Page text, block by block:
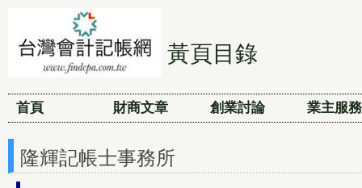
黃頁目錄
首頁 財商文章 創業討論 業主服務
隆輝記帳士事務所